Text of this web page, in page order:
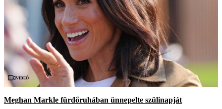
Videó
Meghan Markle fürdőruhában ünnepelte szülinapját